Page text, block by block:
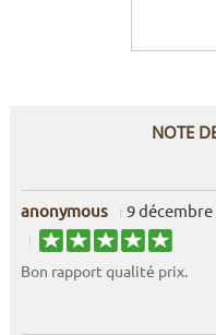
NOTE
anonymous 9 décembre
Bon rapport qualité prix.